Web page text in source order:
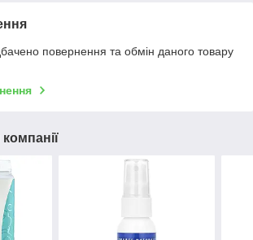
повернення та обмін даного товару